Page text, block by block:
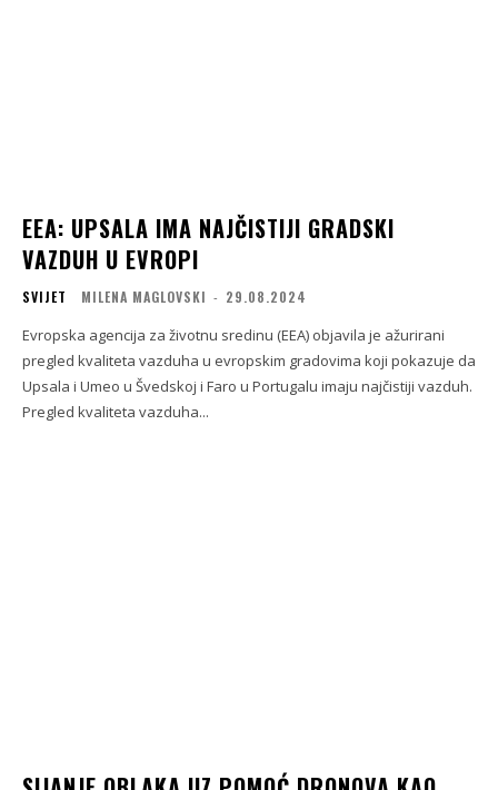
EEA: UPSALA IMA NAJČISTIJI GRADSKI
VAZDUH U EVROPI
SVIJET MILENA MAGLOVSKI - 29.08.2024
Evropska agencija za životnu sredinu (EEA) objavila je ažurirani
pregled kvaliteta vazduha u evropskim gradovima koji pokazuje da
Upsala i Umeo u Švedskoj i Faro u Portugalu imaju najčistiji vazduh.
Pregled kvaliteta vazduha...